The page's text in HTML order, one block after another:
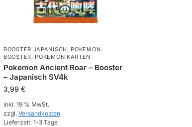
BOOSTER JAPANISCH, POKEMON
BOOSTER, POKEMON KARTEN
Pokemon Ancient Roar – Booster
– Japanisch SV4k
3,99€
inkl. 19 % MwSt.
zzgl.Versandkosten
Lieferzeit:1-3 Tage